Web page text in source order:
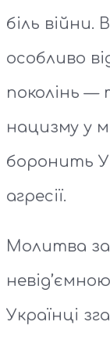
біль війни.
особливо
поколінь
нацизму у
боронить
агресії.
Молитва
Українці